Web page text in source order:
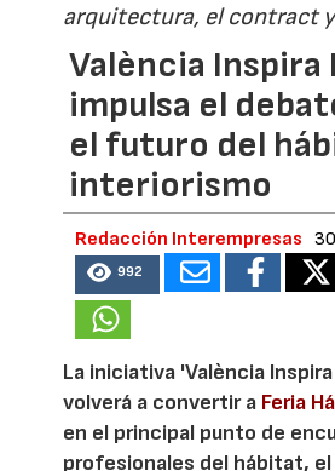
arquitectura, el contract
València Inspira
impulsa el
el futuro del
interiorismo
Redacción Interempresas
992
La iniciativa 'València
volverá a convertir a Feria
en el principal punto de
profesionales del hábitat,